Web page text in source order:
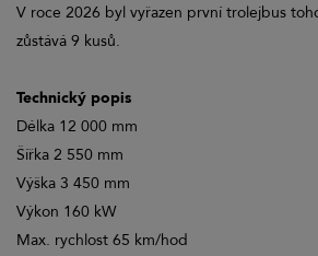
V roce 2026 byl vyřazen první trolejbus
zůstává 9 kusů.
Technický popis
Délka 12 000 mm
Šířka 2 550 mm
Výška 3 450 mm
Výkon 160 kW
Max. rychlost 65 km/hod